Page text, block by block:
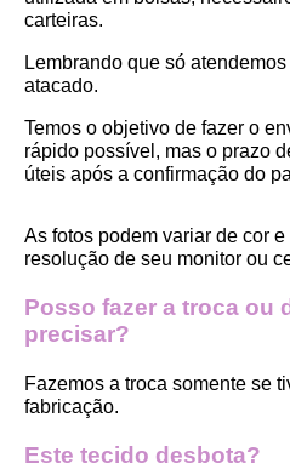
carteiras.
Lembrando que só
atacado.
Temos o objetivo de fazer o
rápido possível, mas o prazo
úteis após a confirmação do
As fotos podem variar de cor
resolução de seu monitor ou
Posso fazer a troca ou
precisar?
Fazemos a troca somente se
fabricação.
Este tecido desbota?